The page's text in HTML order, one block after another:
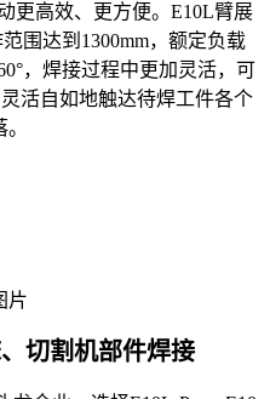
更高效、更方便。E10L臂展
围达到1300mm，额定负载
，焊接过程中更加灵活，可
活自如地触达待焊工件各个
切割机部件焊接